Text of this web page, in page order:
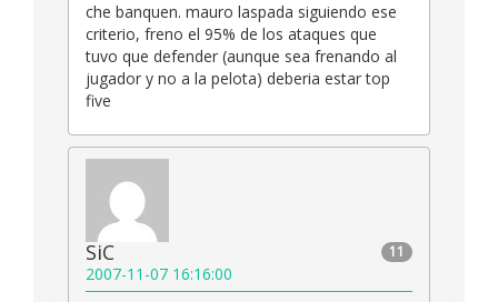
che banquen. mauro laspada siguiendo ese
criterio, freno el 95% de los ataques que
tuvo que defender (aunque sea frenando al
jugador y no a la pelota) deberia estar top
five
11
SiC
2007-11-07 16:16:00